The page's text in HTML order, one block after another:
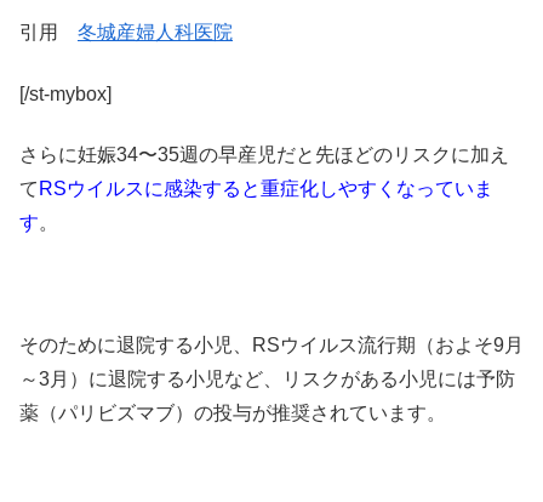
引用 冬城産婦人科医院
[/st-mybox]
さらに妊娠34〜35週の早産児だと先ほどのリスクに加え
て RSウイルスに感染すると重症化しやすくなっていま
す。
そのために退院する小児、RSウイルス流行期（およそ9月
～3月）に退院する小児など、リスクがある小児には予防
薬（パリビズマブ）の投与が推奨されています。